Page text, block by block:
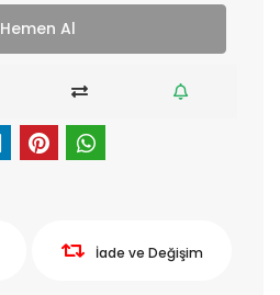
Hemen Al
İade ve Değişim